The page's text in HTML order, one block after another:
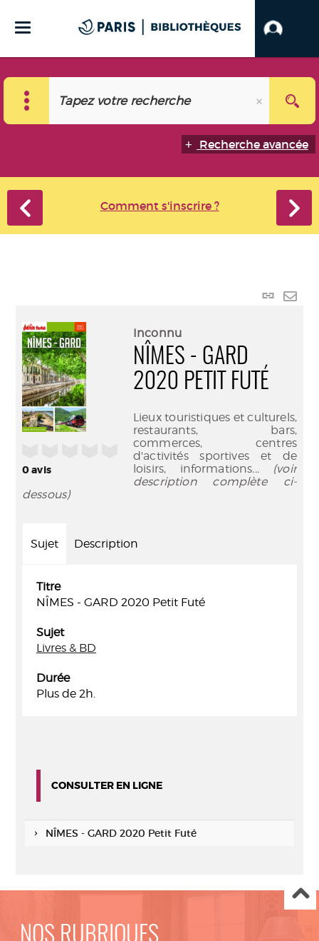
Recherche avancée
Comment s'inscrire ?
Lien
0avis
Inconnu
NÎMES - GARD
2020 PETIT FUTÉ
Lieux touristiques et culturels,
restaurants, bars,
commerces, centres
d'activités sportives et de
loisirs, informations... (voir
description complète ci-
dessous)
Sujet Description
Titre
NÎMES - GARD 2020 Petit Futé
Sujet
Livres & BD
Durée
Plus de 2h.
CONSULTER EN LIGNE
NÎMES - GARD 2020 Petit Futé